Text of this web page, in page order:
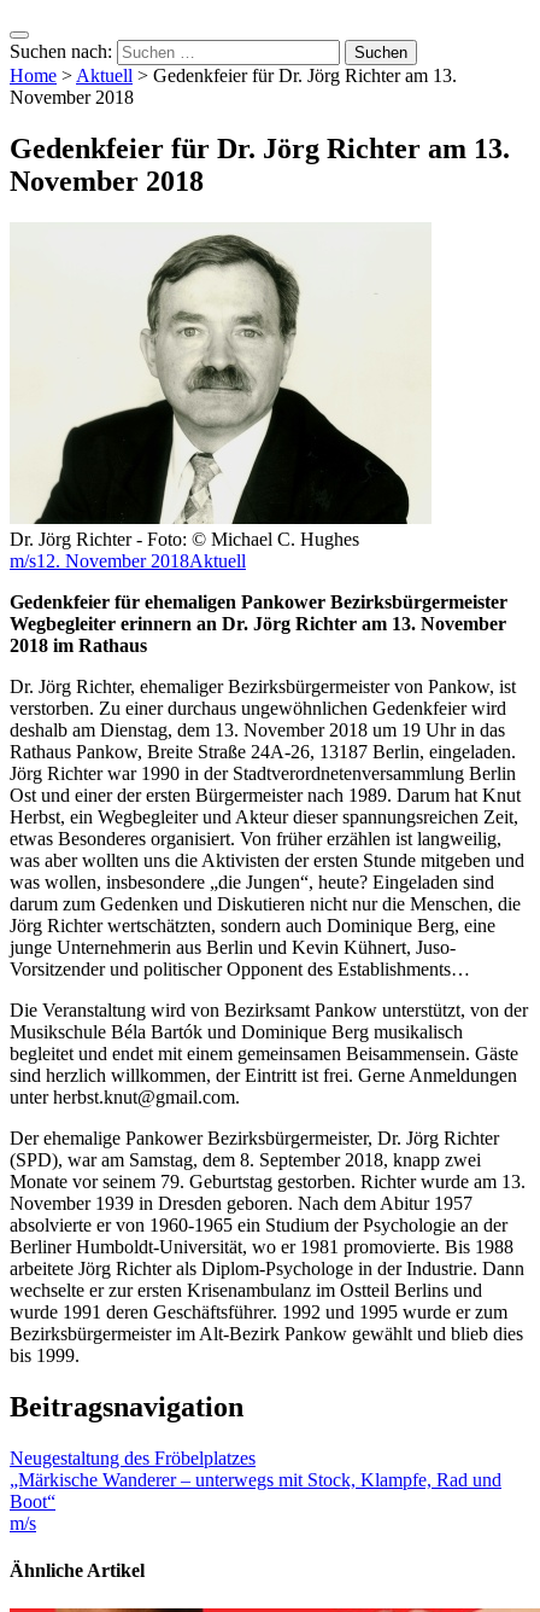
Suchen nach:
Home >Aktuell > Gedenkfeier für Dr. Jörg Richter am 13.
November 2018
Gedenkfeier für Dr. Jörg Richter am 13.
November 2018
Dr. Jörg Richter - Foto: © Michael C. Hughes
m/s12. November 2018Aktuell
Gedenkfeier für ehemaligen Pankower Bezirksbürgermeister
Wegbegleiter erinnern an Dr. Jörg Richter am 13. November
2018 im Rathaus
Dr. Jörg Richter, ehemaliger Bezirksbürgermeister von Pankow, ist
verstorben. Zu einer durchaus ungewöhnlichen Gedenkfeier wird
deshalb am Dienstag, dem 13. November 2018 um 19 Uhr in das
Rathaus Pankow, Breite Straße 24A-26, 13187 Berlin, eingeladen.
Jörg Richter war 1990 in der Stadtverordnetenversammlung Berlin
Ost und einer der ersten Bürgermeister nach 1989. Darum hat Knut
Herbst, ein Wegbegleiter und Akteur dieser spannungsreichen Zeit,
etwas Besonderes organisiert. Von früher erzählen ist langweilig,
was aber wollten uns die Aktivisten der ersten Stunde mitgeben und
was wollen, insbesondere „die Jungen“, heute? Eingeladen sind
darum zum Gedenken und Diskutieren nicht nur die Menschen, die
Jörg Richter wertschätzten, sondern auch Dominique Berg, eine
junge Unternehmerin aus Berlin und Kevin Kühnert, Juso-
Vorsitzender und politischer Opponent des Establishments…
Die Veranstaltung wird von Bezirksamt Pankow unterstützt, von der
Musikschule Béla Bartók und Dominique Berg musikalisch
begleitet und endet mit einem gemeinsamen Beisammensein. Gäste
sind herzlich willkommen, der Eintritt ist frei. Gerne Anmeldungen
unter herbst.knut@gmail.com.
Der ehemalige Pankower Bezirksbürgermeister, Dr. Jörg Richter
(SPD), war am Samstag, dem 8. September 2018, knapp zwei
Monate vor seinem 79. Geburtstag gestorben. Richter wurde am 13.
November 1939 in Dresden geboren. Nach dem Abitur 1957
absolvierte er von 1960-1965 ein Studium der Psychologie an der
Berliner Humboldt-Universität, wo er 1981 promovierte. Bis 1988
arbeitete Jörg Richter als Diplom-Psychologe in der Industrie. Dann
wechselte er zur ersten Krisenambulanz im Ostteil Berlins und
wurde 1991 deren Geschäftsführer. 1992 und 1995 wurde er zum
Bezirksbürgermeister im Alt-Bezirk Pankow gewählt und blieb dies
bis 1999.
Beitragsnavigation
Neugestaltung des Fröbelplatzes
„Märkische Wanderer – unterwegs mit Stock, Klampfe, Rad und
Boot“
m/s
Ähnliche Artikel